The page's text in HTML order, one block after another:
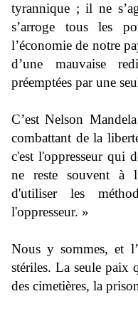
tyrannique ; il ne
s’arroge tous les
l’économie de notre
d’une mauvaise
préemptées par une
C’est Nelson
combattant de la
c'est l'oppresseur qui
ne reste souvent à
d'utiliser les
l'oppresseur. »
Nous y sommes, et
stériles. La seule paix
des cimetières, la